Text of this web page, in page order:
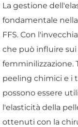
La gestione
fondamentale
FFS. Con
che può influire
femminilizzazione.
peeling chimici e i
possono essere
l'elasticità della
ottenuti con la